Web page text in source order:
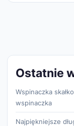
Ostatnie
Wspinaczka
wspinaczka
Najpiękniejsze